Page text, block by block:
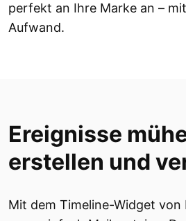
perfekt an Ihre Marke an –
Aufwand.
Ereignisse
erstellen und
Mit dem Timeline-Widget von